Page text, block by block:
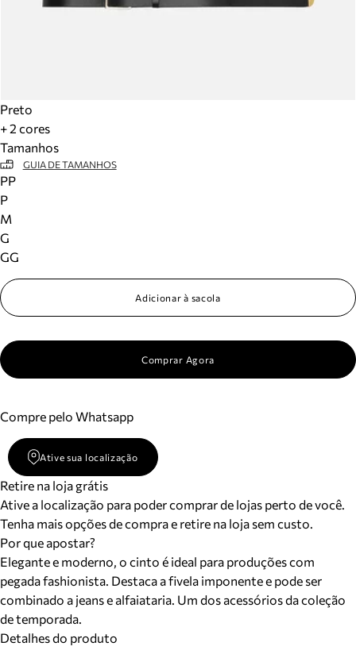
Preto
+ 2 cores
Tamanhos
GUIA DE TAMANHOS
PP
P
M
G
GG
Adicionar à sacola
Comprar Agora
Compre pelo Whatsapp
Ative sua localização
Retire na loja grátis
Ative a localização para poder comprar de lojas perto de você.
Tenha mais opções de compra e retire na loja sem custo.
Por que apostar?
Elegante e moderno, o cinto é ideal para produções com
pegada fashionista. Destaca a fivela imponente e pode ser
combinado a jeans e alfaiataria. Um dos acessórios da coleção
de temporada.
Detalhes do produto